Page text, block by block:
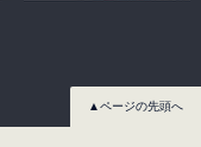
▲ページの先頭へ